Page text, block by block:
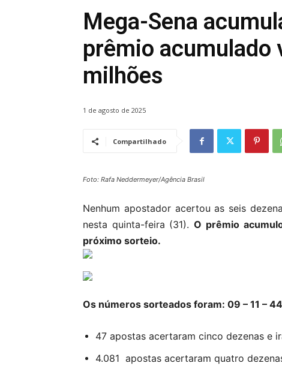
Mega-Sena
prêmio acumulado
milhões
1 de agosto de 2025
Compartilhado
Foto: Rafa Neddermeyer/Agência Brasil
Nenhum apostador acertou as seis
nesta quinta-feira (31).O prêmio
próximo sorteio.
Os números sorteados foram: 09 – 11 – 44
47 apostas acertaram cinco dezenas e
4.081 apostas acertaram quatro